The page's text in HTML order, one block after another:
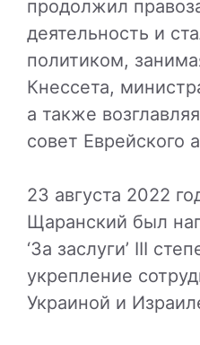
продолжил
деятельность и
политиком,
Кнессета,
а также
совет Еврейского
23 августа 2022
Щаранский был
‘За заслуги’ III
укрепление
Украиной и